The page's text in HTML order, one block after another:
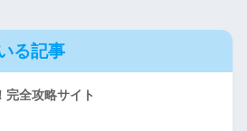
る記事
全攻略サイト